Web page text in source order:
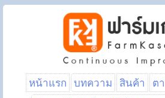
หน้าแรก บทความ สินค้า ต